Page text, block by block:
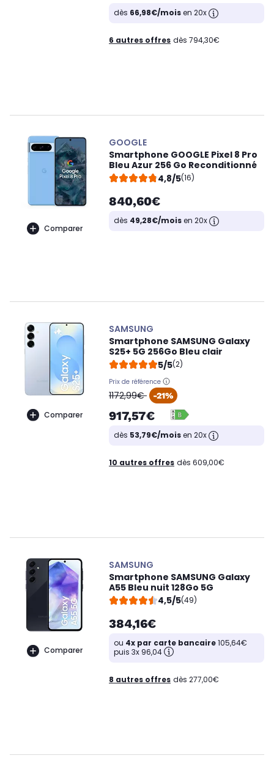
dès 66,98€/moisen 20x
6 autres offres dès 794,30€
Comparer
GOOGLE
Smartphone GOOGLE Pixel 8 Pro
Bleu Azur 256 Go Reconditionné
4,8/5(16)
840,60€
dès 49,28€/moisen 20x
Comparer
SAMSUNG
Smartphone SAMSUNG Galaxy
S25+ 5G 256Go Bleu clair
5/5(2)
Prix de référence
oldPrice
1172,99€ -21%
917,57€
dès 53,79€/moisen 20x
10 autres offres dès 609,00€
Comparer
SAMSUNG
Smartphone SAMSUNG Galaxy
A55 Bleu nuit 128Go 5G
4,5/5(49)
384,16€
ou 4x par carte bancaire105,64€
puis 3x 96,04
8 autres offres dès 277,00€